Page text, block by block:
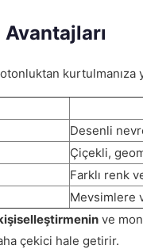
kurtulmanıza
Desenli
Çiçekli,
Farklı renk
Mevsimlere
ve
çekici hale getirir.